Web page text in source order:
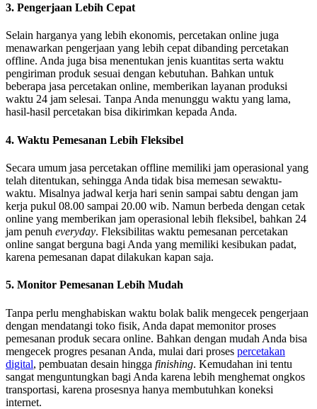
3. Pengerjaan Lebih Cepat
Selain harganya yang lebih ekonomis, percetakan online juga
menawarkan pengerjaan yang lebih cepat dibanding percetakan
offline. Anda juga bisa menentukan jenis kuantitas serta waktu
pengiriman produk sesuai dengan kebutuhan. Bahkan untuk
beberapa jasa percetakan online, memberikan layanan produksi
waktu 24 jam selesai. Tanpa Anda menunggu waktu yang lama,
hasil-hasil percetakan bisa dikirimkan kepada Anda.
4. Waktu Pemesanan Lebih Fleksibel
Secara umum jasa percetakan offline memiliki jam operasional yang
telah ditentukan, sehingga Anda tidak bisa memesan sewaktu-
waktu. Misalnya jadwal kerja hari senin sampai sabtu dengan jam
kerja pukul 08.00 sampai 20.00 wib. Namun berbeda dengan cetak
online yang memberikan jam operasional lebih fleksibel, bahkan 24
jam penuh everyday. Fleksibilitas waktu pemesanan percetakan
online sangat berguna bagi Anda yang memiliki kesibukan padat,
karena pemesanan dapat dilakukan kapan saja.
5. Monitor Pemesanan Lebih Mudah
Tanpa perlu menghabiskan waktu bolak balik mengecek pengerjaan
dengan mendatangi toko fisik, Anda dapat memonitor proses
pemesanan produk secara online. Bahkan dengan mudah Anda bisa
mengecek progres pesanan Anda, mulai dari proses percetakan
digital, pembuatan desain hingga finishing. Kemudahan ini tentu
sangat menguntungkan bagi Anda karena lebih menghemat ongkos
transportasi, karena prosesnya hanya membutuhkan koneksi
internet.